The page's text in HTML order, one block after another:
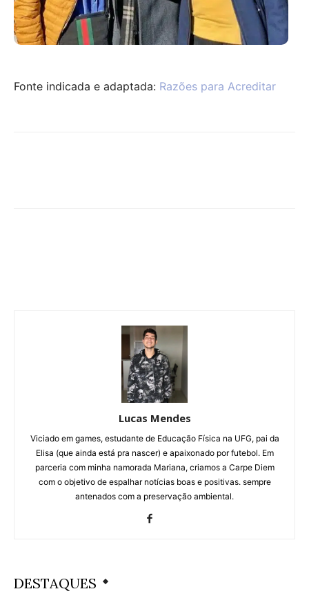
Fonte indicada e adaptada: Razões para Acreditar
Lucas Mendes
Viciado em games, estudante de Educação Física na UFG, pai da
Elisa (que ainda está pra nascer) e apaixonado por futebol. Em
parceria com minha namorada Mariana, criamos a Carpe Diem
com o objetivo de espalhar notícias boas e positivas. sempre
antenados com a preservação ambiental.
DESTAQUES